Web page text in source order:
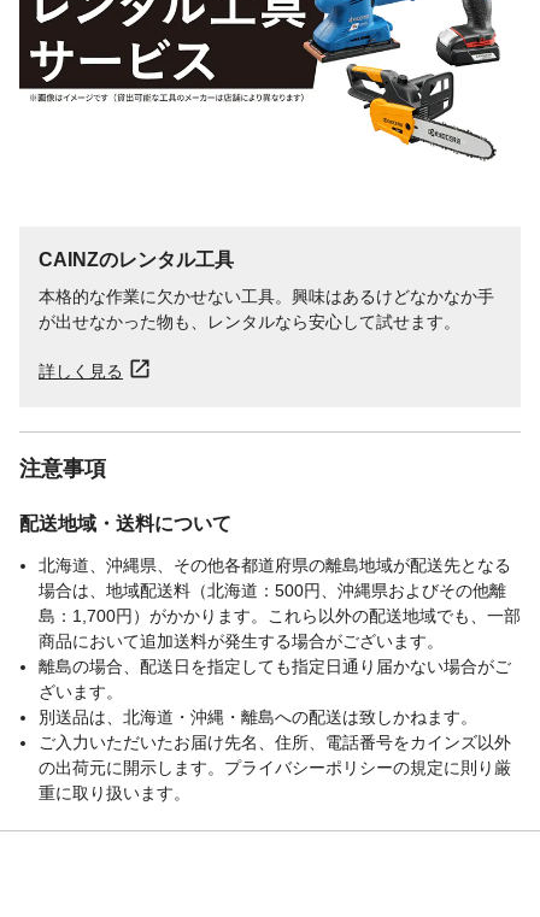
CAINZのレンタル工具
本格的な作業に欠かせない工具。興味はあるけどなかなか手
が出せなかった物も、レンタルなら安心して試せます。
詳しく見る
注意事項
配送地域・送料について
北海道、沖縄県、その他各都道府県の離島地域が配送先となる
場合は、地域配送料（北海道：500円、沖縄県およびその他離
島：1,700円）がかかります。これら以外の配送地域でも、一部
商品において追加送料が発生する場合がございます。
離島の場合、配送日を指定しても指定日通り届かない場合がご
ざいます。
別送品は、北海道・沖縄・離島への配送は致しかねます。
ご入力いただいたお届け先名、住所、電話番号をカインズ以外
の出荷元に開示します。プライバシーポリシーの規定に則り厳
重に取り扱います。